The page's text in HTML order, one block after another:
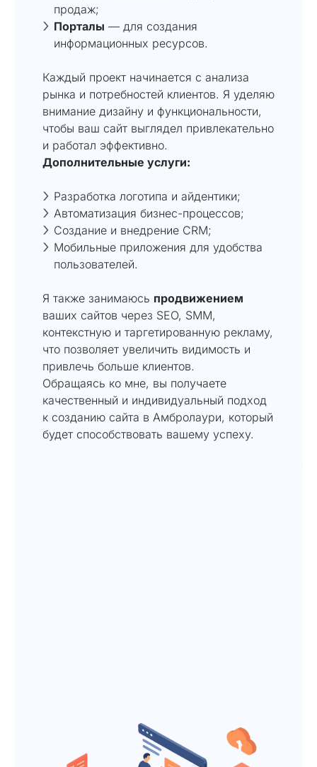
продаж;
Порталы — для создания
информационных ресурсов.
Каждый проект начинается с анализа
рынка и потребностей клиентов. Я уделяю
внимание дизайну и функциональности,
чтобы ваш сайт выглядел привлекательно
и работал эффективно.
Дополнительные услуги:
Разработка логотипа и айдентики;
Автоматизация бизнес-процессов;
Создание и внедрение CRM;
Мобильные приложения для удобства
пользователей.
Я также занимаюсь продвижением
ваших сайтов через SEO, SMM,
контекстную и таргетированную рекламу,
что позволяет увеличить видимость и
привлечь больше клиентов.
Обращаясь ко мне, вы получаете
качественный и индивидуальный подход
к созданию сайта в Амбролаури, который
будет способствовать вашему успеху.